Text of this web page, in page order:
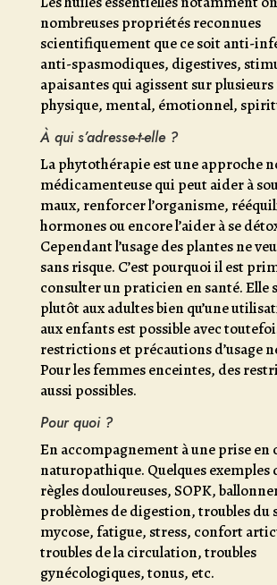
nombreuses propriétés reconnues
scientifiquement que ce soit anti-
anti-spasmodiques, digestives,
apaisantes qui agissent sur plusieurs
physique, mental, émotionnel,
À qui s’adresse-t-elle ?
La phytothérapie est une approche
médicamenteuse qui peut aider à
maux, renforcer l’organisme,
hormones ou encore l’aider à se
Cependant l’usage des plantes ne
sans risque. C’est pourquoi il est
consulter un praticien en santé. Elle
plutôt aux adultes bien qu’une
aux enfants est possible avec
restrictions et précautions d’usage
Pour les femmes enceintes, des
aussi possibles.
Pour quoi ?
En accompagnement à une prise en
naturopathique. Quelques exemples
règles douloureuses, SOPK,
problèmes de digestion, troubles du
mycose, fatigue, stress, confort
troubles de la circulation, troubles
gynécologiques, tonus, etc.